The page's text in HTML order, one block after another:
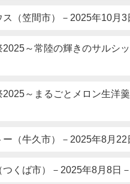
（笠間市）－2025年10月3
～常陸の輝きのサルシ
～まるごとメロン生洋
（牛久市）－2025年8月22
くば市）－2025年8月8日－